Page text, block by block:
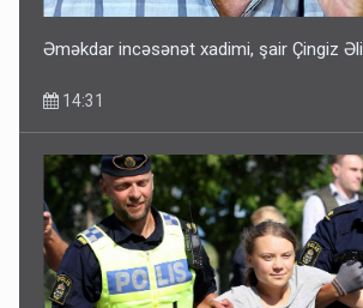
Əməkdar incəsənət xadimi, şair Çingiz
14:31